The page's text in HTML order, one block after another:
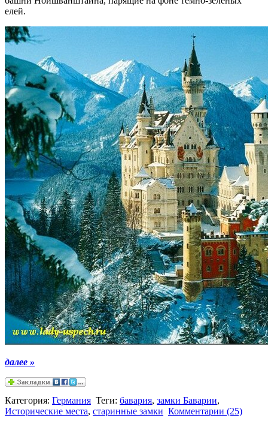
елей.
далее »
Категория: Германия Теги: бавария, замки Баварии,
Исторические места, старинные замки Комментарии (25)